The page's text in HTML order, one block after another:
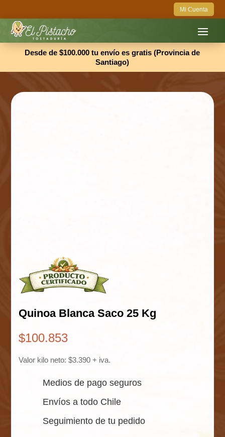
Mi Cuenta
Desde de $100.000 tu envío es gratis (Provincia de
Santiago)
Quinoa Blanca Saco 25 Kg
$100.853
Valor kilo neto: $3.390 + iva.
Medios de pago seguros
Envíos a todo Chile
Seguimiento de tu pedido